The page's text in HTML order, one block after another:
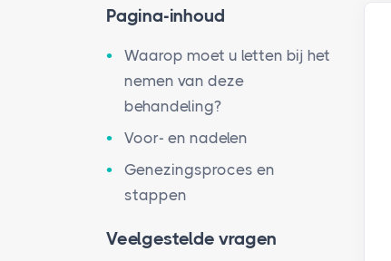
Pagina-inhoud
Waarop moet u letten bij het
nemen van deze
behandeling?
Voor- en nadelen
Genezingsproces en
stappen
Veelgestelde vragen